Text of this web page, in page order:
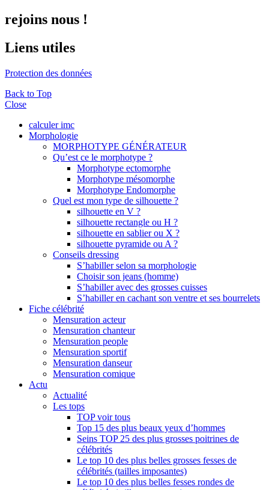
rejoins nous !
Liens utiles
Protection des données
Back to Top
Close
calculer imc
Morphologie
MORPHOTYPE GÉNÉRATEUR
Qu’est ce le morphotype ?
Morphotype ectomorphe
Morphotype mésomorphe
Morphotype Endomorphe
Quel est mon type de silhouette ?
silhouette en V ?
silhouette rectangle ou H ?
silhouette en sablier ou X ?
silhouette pyramide ou A ?
Conseils dressing
S’habiller selon sa morphologie
Choisir son jeans (homme)
S’habiller avec des grosses cuisses
S’habiller en cachant son ventre et ses bourrelets
Fiche célébrité
Mensuration acteur
Mensuration chanteur
Mensuration people
Mensuration sportif
Mensuration danseur
Mensuration comique
Actu
Actualité
Les tops
TOP voir tous
Top 15 des plus beaux yeux d’hommes
Seins TOP 25 des plus grosses poitrines de
célébrités
Le top 10 des plus belles grosses fesses de
célébrités (tailles imposantes)
Le top 10 des plus belles fesses rondes de